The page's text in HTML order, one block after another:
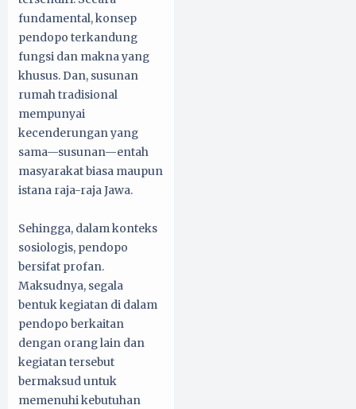
fundamental, konsep
pendopo terkandung
fungsi dan makna yang
khusus. Dan, susunan
rumah tradisional
mempunyai
kecenderungan yang
sama—susunan—entah
masyarakat biasa maupun
istana raja-raja Jawa.
Sehingga, dalam konteks
sosiologis, pendopo
bersifat profan.
Maksudnya, segala
bentuk kegiatan di dalam
pendopo berkaitan
dengan orang lain dan
kegiatan tersebut
bermaksud untuk
memenuhi kebutuhan